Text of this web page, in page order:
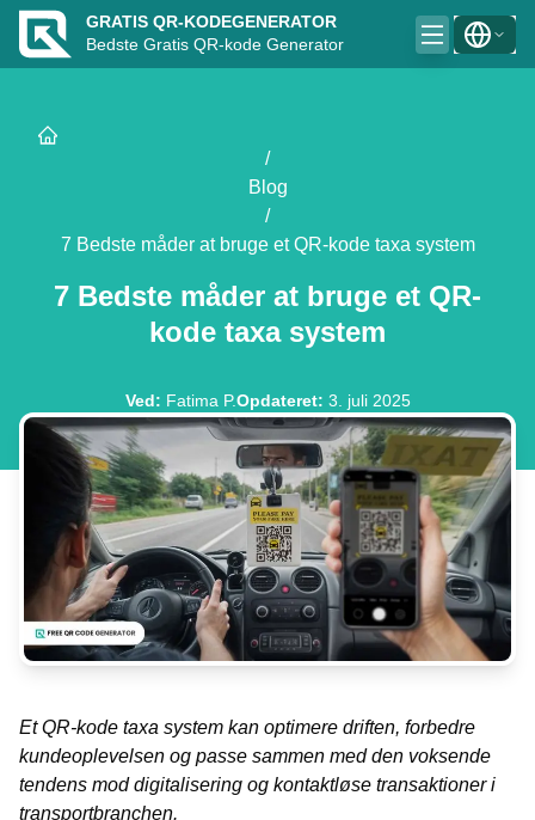
GRATIS QR-KODEGENERATOR
Bedste Gratis QR-kode Generator
/
Blog
/
7 Bedste måder at bruge et QR-kode taxa system
7 Bedste måder at bruge et QR-
kode taxa system
Ved: Fatima P.Opdateret: 3. juli 2025
Et QR-kode taxa system kan optimere driften, forbedre
kundeoplevelsen og passe sammen med den voksende
tendens mod digitalisering og kontaktløse transaktioner i
transportbranchen.